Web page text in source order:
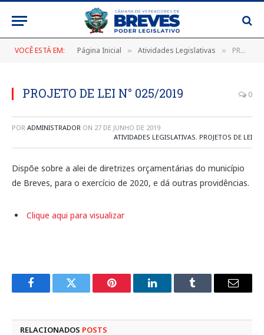
VOCÊ ESTÁ EM: Página Inicial » Atividades Legislativas » PROJETO DE LEI N° 025/2019
PROJETO DE LEI N° 025/2019 0
POR ADMINISTRADOR ON 27 DE JUNHO DE 2019
ATIVIDADES LEGISLATIVAS, PROJETOS DE LEI
Dispõe sobre a alei de diretrizes orçamentárias do município
de Breves, para o exercício de 2020, e dá outras providências.
Clique aqui para visualizar
FacebookTwitter Pinterest LinkedInTumblr
E-
RELACIONADOS POSTS